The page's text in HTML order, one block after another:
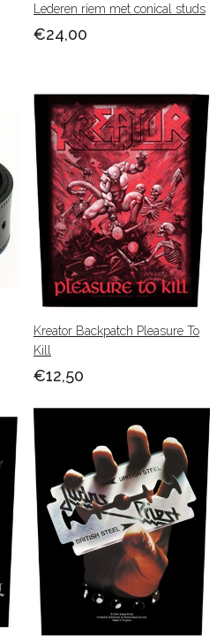
Lederen riem met conical studs
€24,00
Kreator Backpatch Pleasure To
Kill
€12,50